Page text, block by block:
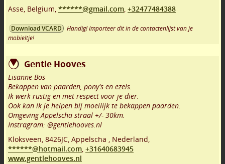
Asse, Belgium, ******@gmail.com, +32477484388
Download VCARD
Handig! Importeer dit in de contactenlijst van je
mobieltje!
Gentle Hooves
Lisanne Bos
Bekappen van paarden, pony's en ezels.
Ik werk rustig en met respect voor je dier.
Ook kan ik je helpen bij moeilijk te bekappen paarden.
Omgeving Appelscha straal +/- 30km.
Instragram: @gentlehooves.nl
Kloksveen, 8426JC, Appelscha , Nederland,
******@hotmail.com, +31640683945
www.gentlehooves.nl